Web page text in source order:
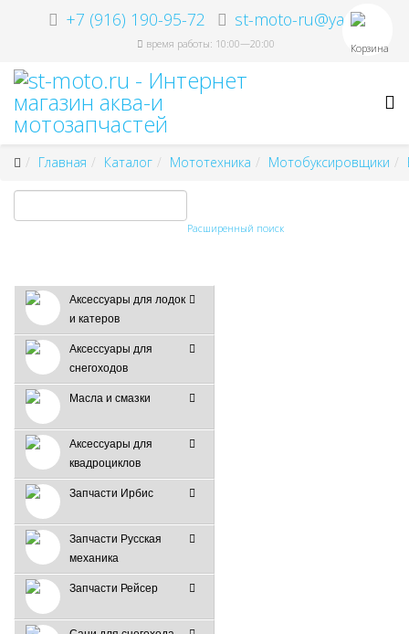
+7 (916) 190-95-72 st-moto-ru@ya.ru
время работы: 10:00—20:00 Корзина
Главная Каталог Мототехника Мотобуксировщики
Расширенный поиск
Аксессуары для лодок
и катеров
Аксессуары для
снегоходов
Масла и смазки
Аксессуары для
квадроциклов
Запчасти Ирбис
Запчасти Русская
механика
Запчасти Рейсер